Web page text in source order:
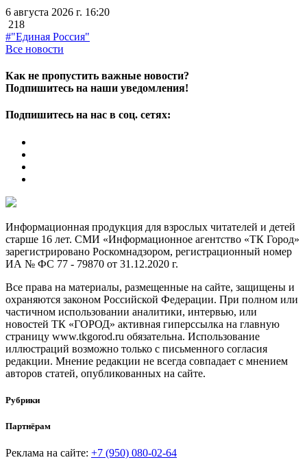
6 августа 2026 г. 16:20
218
#"Единая Россия"
Все новости
Как не пропустить важные новости?
Подпишитесь на наши уведомления!
Подпишитесь на нас в соц. сетях:
Информационная продукция для взрослых читателей и детей
старше 16 лет. СМИ «Информационное агентство «ТК Город»
зарегистрировано Роскомнадзором, регистрационный номер
ИА № ФС 77 - 79870 от 31.12.2020 г.
Все права на материалы, размещенные на сайте, защищены и
охраняются законом Российской Федерации. При полном или
частичном использовании аналитики, интервью, или
новостей ТК «ГОРОД» активная гиперссылка на главную
страницу www.tkgorod.ru обязательна. Использование
иллюстраций возможно только с письменного согласия
редакции. Мнение редакции не всегда совпадает с мнением
авторов статей, опубликованных на сайте.
Рубрики
Партнёрам
Реклама на сайте: +7 (950) 080-02-64